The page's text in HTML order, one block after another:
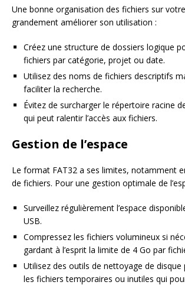
Une bonne organisation des fichiers sur
grandement améliorer son utilisation :
Créez une structure de dossiers logique
fichiers par catégorie, projet ou date.
Utilisez des noms de fichiers descriptifs
faciliter la recherche.
Évitez de surcharger le répertoire racine
qui peut ralentir l’accès aux fichiers.
Gestion de l’espace
Le format FAT32 a ses limites, notamment
de fichiers. Pour une gestion optimale de
Surveillez régulièrement l’espace
USB.
Compressez les fichiers volumineux si
gardant à l’esprit la limite de 4 Go par
Utilisez des outils de nettoyage de
les fichiers temporaires ou inutiles qui